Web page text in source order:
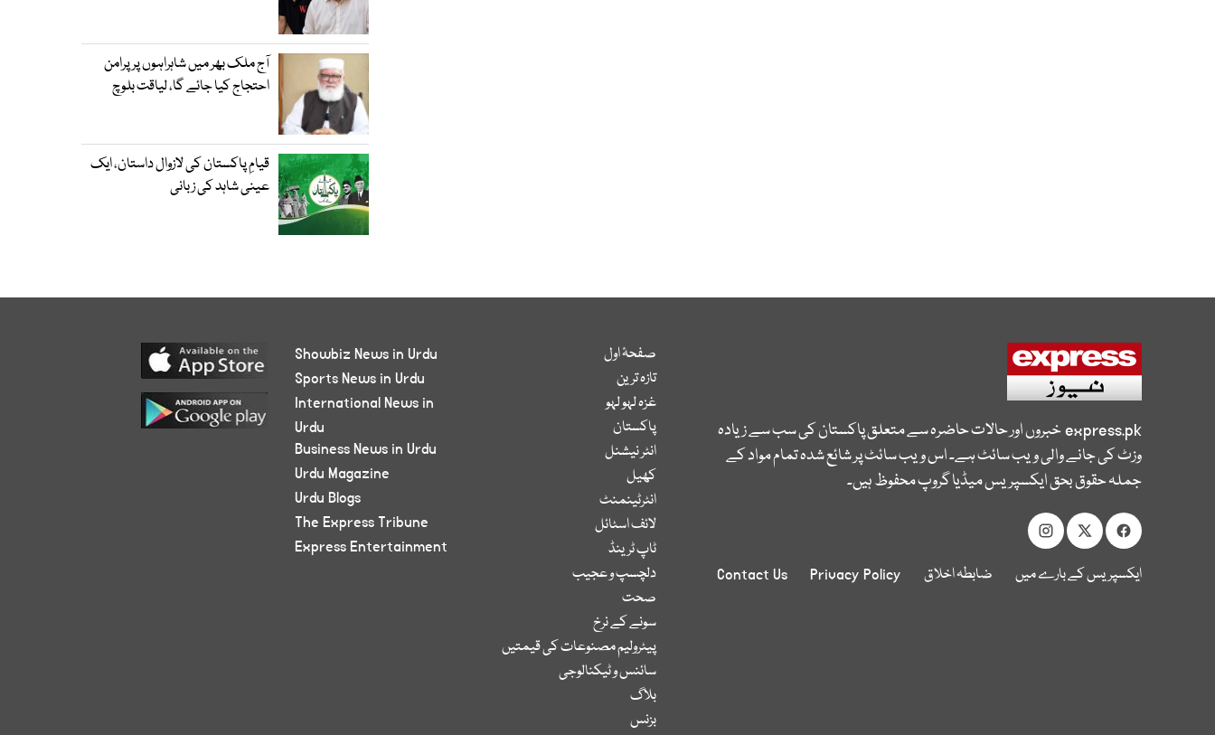
آج ملک بھر میں شاہراہوں پر پرامن
احتجاج کیا جائے گا، لیاقت بلوچ
قیامِ پاکستان کی لازوال داستان، ایک
عینی شاہد کی زبانی
express.pkخبروں اور حالات حاضرہ سے متعلق پاکستان کی سب سے زیادہ
وزٹ کی جانے والی ویب سائٹ ہے۔ اس ویب سائٹ پر شائع شدہ تمام مواد کے
جملہ حقوق بحق ایکسپریس میڈیا گروپ محفوظ ہیں۔
ایکسپریس کے بارے میں ضابطہ اخلاق Privacy Policy
Contact Us
صفحۂ اول
تازہ ترین
غزہ لہو لہو
پاکستان
انٹر نیشنل
کھیل
انٹرٹینمنٹ
لائف اسٹائل
ٹاپ ٹرینڈ
دلچسپ و عجیب
صحت
سونے کے نرخ
پیٹرولیم مصنوعات کی قیمتیں
سائنس و ٹیکنالوجی
بلاگ
بزنس
Showbiz News in Urdu
Sports News in Urdu
International News in
Urdu
Business News in Urdu
Urdu Magazine
Urdu Blogs
The Express Tribune
Express Entertainment